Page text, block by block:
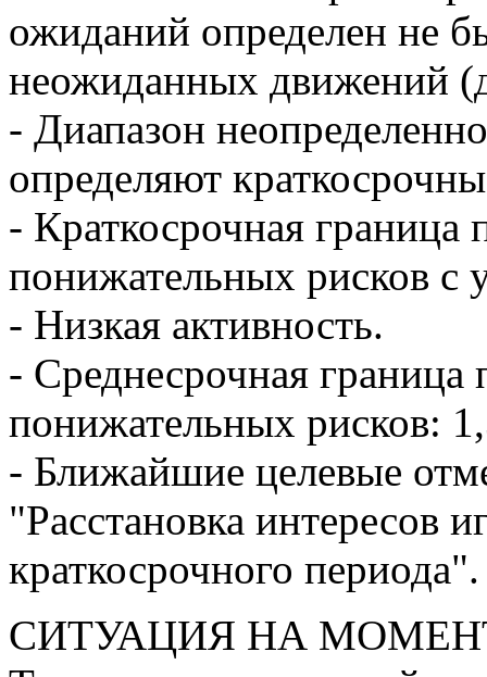
ожиданий определен не
неожиданных движений
- Диапазон
определяют
- Краткосрочная
понижательных рисков с
- Низкая активность.
- Среднесрочная
понижательных рисков:
- Ближайшие целевые
"Расстановка интересов
краткосрочного периода".
СИТУАЦИЯ НА